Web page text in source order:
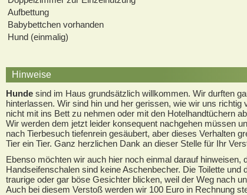
Aufbettung
Babybettchen vorhanden
Hund (einmalig)
Hinweise
Hunde sind im Haus grundsätzlich willkommen. Wir durften
hinterlassen. Wir sind hin und her gerissen, wie wir uns
nicht mit ins Bett zu nehmen oder mit den Hotelhandtüchern
Wir werden dem jetzt leider konsequent nachgehen müssen
nach Tierbesuch tiefenrein gesäubert, aber dieses Verhalten
Tier ein Tier. Ganz herzlichen Dank an dieser Stelle für Ihr
Ebenso möchten wir auch hier noch einmal darauf hinweisen,
Handseifenschalen sind keine Aschenbecher. Die Toilette
traurige oder gar böse Gesichter blicken, weil der Weg nach
Auch bei diesem Verstoß werden wir 100 Euro in Rechnung